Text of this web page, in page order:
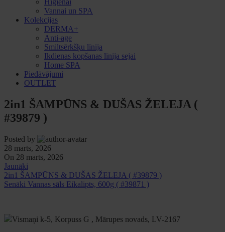
Higiēnai
Vannai un SPA
Kolekcijas
DERMA+
Anti-age
Smiltsērkšķu līnija
Ikdienas kopšanas līnija sejai
Home SPA
Piedāvājumi
OUTLET
2in1 ŠAMPŪNS & DUŠAS ŽELEJA (
#39879 )
Posted by
28 marts, 2026
On 28 marts, 2026
Jaunāki
2in1 ŠAMPŪNS & DUŠAS ŽELEJA ( #39879 )
Senāki Vannas sāls Eikalipts, 600g ( #39871 )
Vismaņi k-5, Korpuss G , Mārupes novads, LV-2167